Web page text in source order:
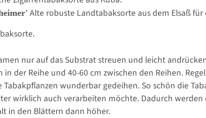
Alte robuste Landtabaksorte aus dem Elsaß
nur auf das Substrat streuen und leicht
in der Reihe und 40-60 cm zwischen den Reihen.
Tabakpflanzen wunderbar gedeihen. So schön die
wirklich auch verarbeiten möchte. Dadurch
in den Blättern dann höher.